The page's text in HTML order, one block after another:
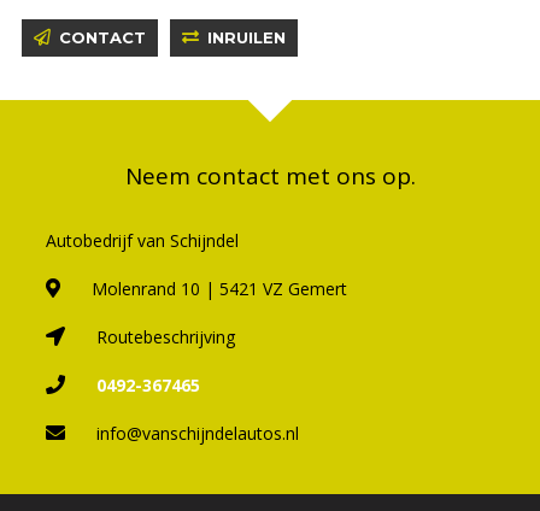
CONTACT INRUILEN
Neem contact met ons op.
Autobedrijf van Schijndel
Molenrand 10 | 5421 VZ Gemert
Routebeschrijving
0492-367465
info@vanschijndelautos.nl